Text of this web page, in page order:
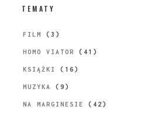
TEMATY
FILM (3)
HOMO VIATOR (41)
KSIĄŻKI (16)
MUZYKA (9)
NA MARGINESIE (42)